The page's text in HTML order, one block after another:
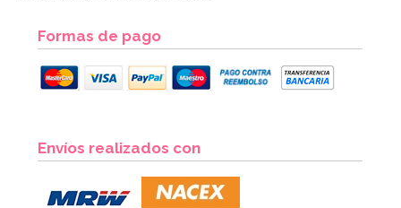
3,50€
Formas de pago
Envíos realizados con